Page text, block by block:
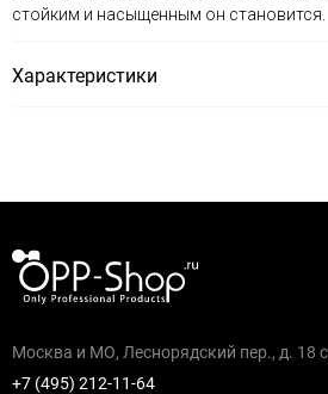
стойким и насыщенным он становится.
Характеристики
Москва и МО, Леснорядский пер., д. 18
+7 (495) 212-11-64